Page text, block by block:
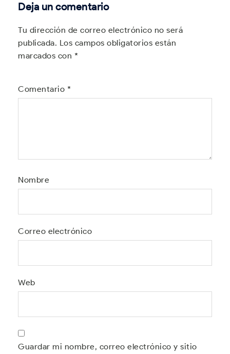
Deja un comentario
Tu dirección de correo electrónico no será
publicada. Los campos obligatorios están
marcados con *
Comentario *
Nombre
Correo electrónico
Web
Guardar mi nombre, correo electrónico y sitio